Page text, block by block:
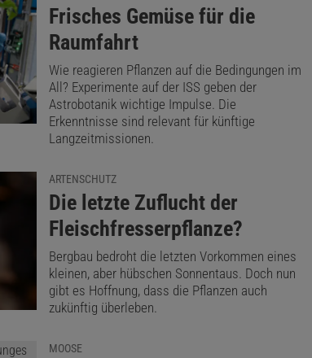
:
Frisches Gemüse für die
Raumfahrt
Wie reagieren Pflanzen auf die Bedingungen im
All? Experimente auf der ISS geben der
Astrobotanik wichtige Impulse. Die
Erkenntnisse sind relevant für künftige
Langzeitmissionen.
ARTENSCHUTZ
:
Die letzte Zuflucht der
Fleischfresserpflanze?
Bergbau bedroht die letzten Vorkommen eines
kleinen, aber hübschen Sonnentaus. Doch nun
gibt es Hoffnung, dass die Pflanzen auch
zukünftig überleben.
MOOSE